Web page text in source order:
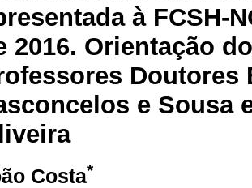
à FCSH-
2016. Orientação
Doutores
e Sousa
Costa*